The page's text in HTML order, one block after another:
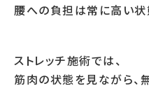
腰への負担は常に高い状
ストレッチ施術では、
筋肉の状態を見ながら、